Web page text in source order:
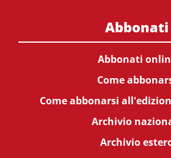
Abbonati
Abbonati
Come
Come abbonarsi
Archivio
Archivio